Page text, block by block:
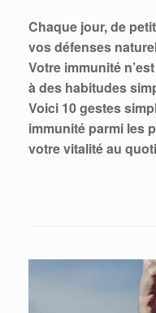
Chaque jour, de
vos défenses
Votre immunité
à des habitudes
Voici 10 gestes
immunité parmi les
votre vitalité au